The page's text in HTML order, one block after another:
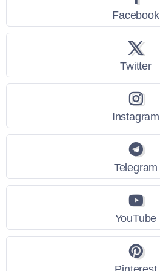
Facebook
Twitter
Instagram
Telegram
YouTube